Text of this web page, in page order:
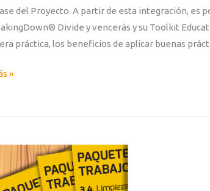
del Proyecto. A partir de esta integración, es
Divide y vencerás y su Toolkit
práctica, los beneficios de aplicar buenas
»